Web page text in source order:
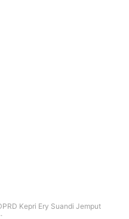
Kepri Ery Suandi Jemput